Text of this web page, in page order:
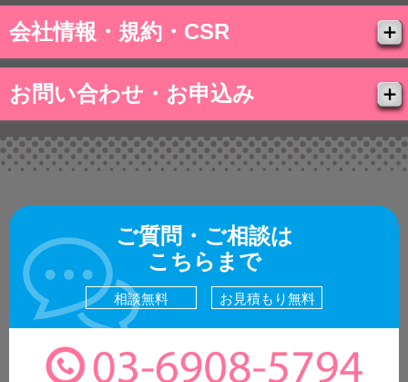
会社情報・規約・CSR
お問い合わせ・お申込み
ご質問・ご相談は
こちらまで
相談無料 お見積もり無料